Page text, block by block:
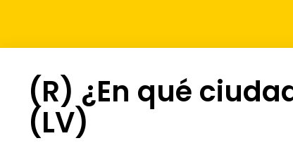
(R) ¿En qué
(LV)